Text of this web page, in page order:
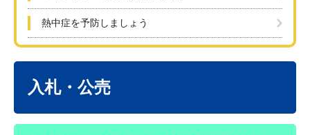
熱中症を予防しましょう
入札・公売